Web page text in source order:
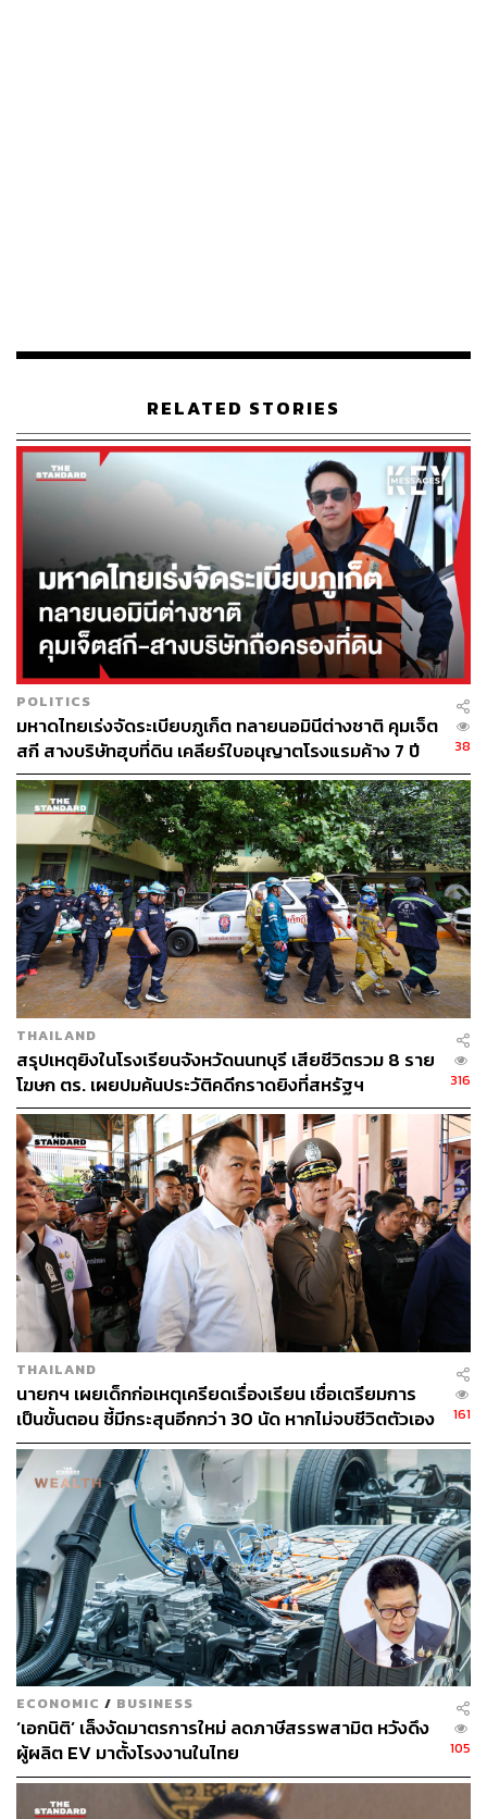
ไม่นำการใช้สิทธิลดหย่อนภาษีเงินได้บุคคลธรรมดา
สำหรับค่าอุปการะเลี้ยงดูบิดามารดา มาใช้พิจารณาตัด
สิทธิบิดามารดาของผู้มีเงินได้
ไม่นับสินเชื่อภาคการเกษตรรวมอยู่ในเพดานสินเชื่อ
100,000 บาท
เนื่องจากในทางปฏิบัติ การที่บุตรใช้สิทธิลดหย่อนภาษี อาจ
ถูกมองว่าผู้สูงอายุมีผู้ดูแลทางการเงินอยู่แล้ว แต่การใช้สิทธิ
ภาษีไม่ได้สะท้อนโดยตรงว่า ผู้สูงอายุได้รับการอุปการะอย่าง
เพียงพอ หรือผู้ใช้สิทธิมีฐานะทางเศรษฐกิจที่มั่นคงเพียงพอจะ
ดูแลครัวเรือนได้ตลอดเวลา
นอกจากนี้ กระทรวงการคลังนำข้อเสนอของธนาคารแห่ง
ประเทศไทยมาทบทวน เนื่องจากหนี้เกษตรมีลักษณะแตกต่าง
จากสินเชื่อทั่วไป ทั้งการใช้เป็นทุนเพาะปลูกที่ผูกกับฤดูกาล
รายได้ที่ขึ้นกับผลผลิตและราคา รวมถึงสินเชื่อบางส่วนที่เกิด
จากการเยียวยาหรือบรรเทาผลกระทบจากภัยพิบัติธรรมชาติ
หากนำหนี้เกษตรไปรวมกับเพดานสินเชื่อทั้งหมด เกษตรกรที่
ยังมีฐานะเปราะบางอาจหลุดจากสวัสดิการแห่งรัฐเพียงเพราะ
มีภาระสินเชื่อที่จำเป็นต่อการประกอบอาชีพ
การปรับเกณฑ์ครั้งนี้จึงไม่ใช่การยกเลิกมาตรฐานคัดกรอง
แต่เป็นการทบทวนตัวชี้วัดบางประเภทที่อาจไม่สะท้อนฐานะ
หรือความเปราะบางของผู้สมัครได้อย่างแท้จริง
ผู้สมัคร 13.18 ล้านคน กับกลุ่มตกหล่นอีกกว่า 5.38
ล้านคน
ก่อนหน้านี้ มีผู้สมัครเข้าร่วมโครงการบัตรสวัสดิการแห่งรัฐปี
2569 กว่า 13.18 ล้านคน ขณะที่กระทรวงมหาดไทยสำรวจ
พบกลุ่มเปราะบางที่ยังไม่มีบัตรสวัสดิการแห่งรัฐอีก
5,383,393 คน
อย่างไรก็ตาม ตัวเลข 5.38 ล้านคน ยังไม่ใช่จำนวนผู้มีสิทธิ
ใหม่ทั้งหมด เพราะคณะกรรมการเห็นชอบเพียงให้นำคนกลุ่ม
นี้เข้าสู่กระบวนการตรวจสอบคุณสมบัติตามขั้นตอนเดียวกับผู้
สมัครรายอื่น
แต่เมื่อรัฐเพิ่มฐานกลุ่มที่ต้องตรวจสอบควบคู่กับการปรับ
เกณฑ์ 2 จุด จำนวนผู้ผ่านสิทธิในรอบใหม่ย่อมมีโอกาสเพิ่ม
ขึ้นจากกรอบที่รัฐประเมินไว้เดิม โดยเฉพาะหากผู้สมัครและ
กลุ่มตกหล่นจำนวนหนึ่งเคยติดเงื่อนไขด้านภาระหนี้เกษตร
หรือข้อมูลการลดหย่อนภาษี
คลังไม่กังวลหากผู้มีสิทธิเพิ่ม พร้อมใช้งบกลาง
สมทบวงเงิน
RELATED STORIES
POLITICS
มหาดไทยเร่งจัดระเบียบภูเก็ต ทลายนอมินีต่างชาติ คุมเจ็ต
สกี สางบริษัทฮุบที่ดิน เคลียร์ใบอนุญาตโรงแรมค้าง 7 ปี
38
THAILAND
สรุปเหตุยิงในโรงเรียนจังหวัดนนทบุรี เสียชีวิตรวม 8 ราย
โฆษก ตร. เผยปมค้นประวัติคดีกราดยิงที่สหรัฐฯ
316
THAILAND
นายกฯ เผยเด็กก่อเหตุเครียดเรื่องเรียน เชื่อเตรียมการ
เป็นขั้นตอน ชี้มีกระสุนอีกกว่า 30 นัด หากไม่จบชีวิตตัวเอง
อาจสูญเสียเพิ่ม
161
ECONOMIC / BUSINESS
‘เอกนิติ’ เล็งงัดมาตรการใหม่ ลดภาษีสรรพสามิต หวังดึง
ผู้ผลิต EV มาตั้งโรงงานในไทย
105